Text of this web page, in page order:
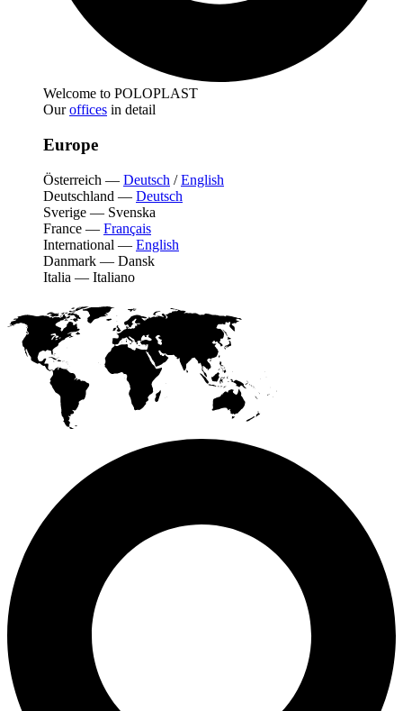
Welcome to POLOPLAST
Ouroffices in detail
Europe
Österreich — Deutsch /English
Deutschland — Deutsch
Sverige — Svenska
France — Français
International — English
Danmark — Dansk
Italia — Italiano